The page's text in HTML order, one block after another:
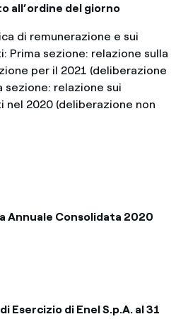
all’ordine del giorno
di remunerazione e sui
Prima sezione: relazione sulla
per il 2021 (deliberazione
sezione: relazione sui
nel 2020 (deliberazione non
Annuale Consolidata 2020
Esercizio di Enel S.p.A. al 31